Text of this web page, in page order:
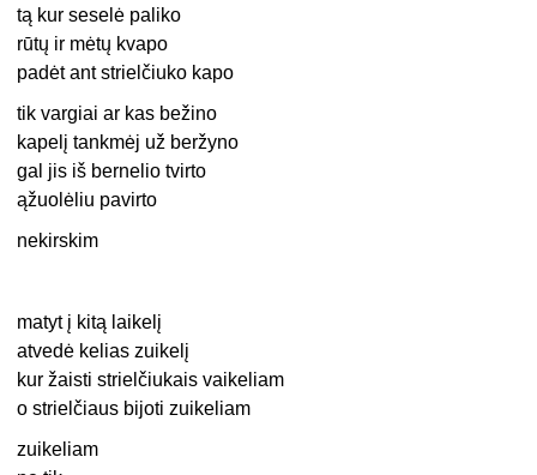
tą kur seselė paliko
rūtų ir mėtų kvapo
padėt ant strielčiuko kapo
tik vargiai ar kas bežino
kapelį tankmėj už beržyno
gal jis iš bernelio tvirto
ąžuolėliu pavirto
nekirskim
matyt į kitą laikelį
atvedė kelias zuikelį
kur žaisti strielčiukais vaikeliam
o strielčiaus bijoti zuikeliam
zuikeliam